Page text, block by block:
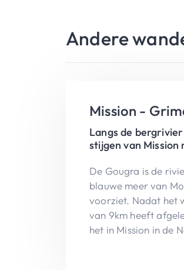
Andere
Mission -
Langs de
stijgen van
De Gougra is de
blauwe meer van
voorziet. Nadat het water een weg
van 9km heeft
het in Mission in de